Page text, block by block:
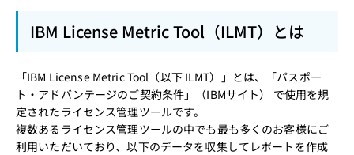
IBM License Metric Tool（ILMT）とは
「IBM License Metric Tool （以下 ILMT）」とは、「パスポー
ト・アドバンテージのご契約条件」（IBMサイト） で使用を規
定されたライセンス管理ツールです。
複数あるライセンス管理ツールの中でも最も多くのお客様にご
利用いただいており、以下のデータを収集してレポートを作成